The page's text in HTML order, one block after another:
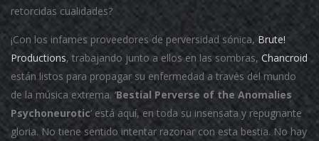
retorcidas cualidades?
¡Con los infames proveedores de perversidad sónica, Brute!
Productions, trabajando junto a ellos en las sombras, Chancroid
están listos para propagar su enfermedad a través del mundo
de la música extrema. ‘Bestial Perverse of the Anomalies
Psychoneurotic‘ está aquí, en toda su insensata y repugnante
gloria. No tiene sentido intentar razonar con esta bestia. No hay